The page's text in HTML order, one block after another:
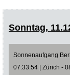
Sonntag,
Sonnenaufgang
07:33:54 | Zürich -